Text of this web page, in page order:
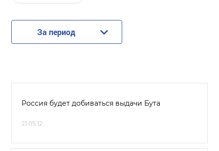
За период
Россия будет добиваться выдачи Бута
21.05.12